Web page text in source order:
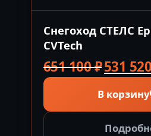
Снегоход СТЕЛС
CVTech
651 100₽
цена
651
100 ₽.
531 520
В корзину